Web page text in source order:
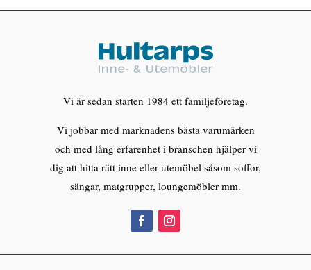
Vi är sedan starten 1984 ett familjeföretag.
Vi jobbar med marknadens bästa varumärken
och med lång erfarenhet i branschen hjälper vi
dig att hitta rätt inne eller utemöbel såsom soffor,
sängar, matgrupper, loungemöbler mm.